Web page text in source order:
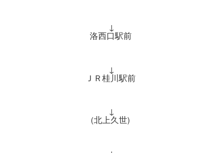
↓
洛西口駅前
↓
ＪＲ桂川駅前
↓
(北上久世)